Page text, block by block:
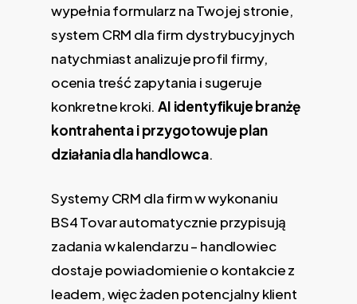
wypełnia formularz na Twojej stronie,
system CRM dla firm dystrybucyjnych
natychmiast analizuje profil firmy,
ocenia treść zapytania i sugeruje
konkretne kroki.AI identyfikuje branżę
kontrahenta i przygotowuje plan
działania dla handlowca.
Systemy CRM dla firm w wykonaniu
BS4 Tovar automatycznie przypisują
zadania w kalendarzu – handlowiec
dostaje powiadomienie o kontakcie z
leadem, więc żaden potencjalny klient